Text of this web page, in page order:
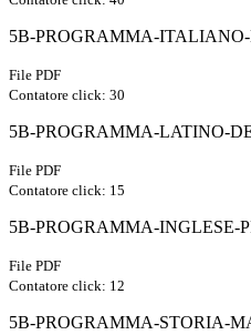
5B-PROGRAMMA-
File PDF
Contatore click: 30
5B-PROGRAMMA-LATINO-
File PDF
Contatore click: 15
5B-PROGRAMMA-INGLESE-
File PDF
Contatore click: 12
5B-PROGRAMMA-STORIA-